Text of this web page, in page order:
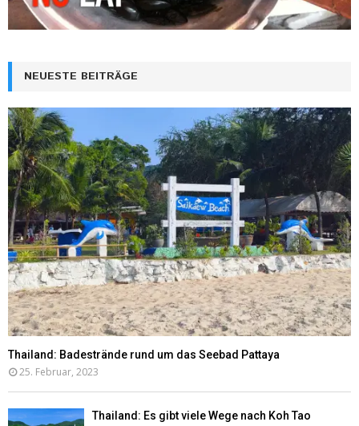
NEUESTE BEITRÄGE
Thailand: Badestrände rund um das Seebad Pattaya
25. Februar, 2023
Thailand: Es gibt viele Wege nach Koh Tao